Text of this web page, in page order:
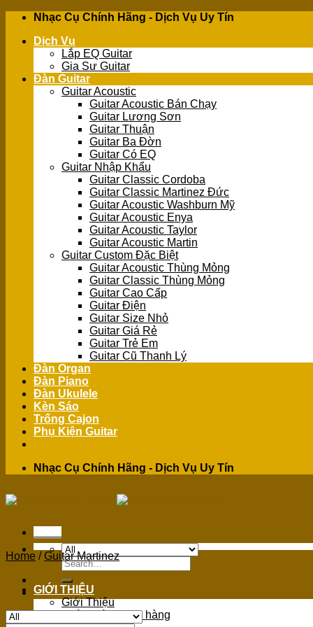
Skip
content
Nhạc Cụ Chính Hãng - Dịch Vụ Uy Tín
Dịch Vụ
Lắp EQ Guitar
Gia Sư Guitar
Đàn Guitar
Guitar Acoustic
Guitar Acoustic Bán Chạy
Guitar Lương Sơn
Guitar Thuận
Guitar Ba Đờn
Guitar Có EQ
Guitar Nhập Khẩu
Guitar Classic Cordoba
Guitar Classic Martinez Đức
Guitar Acoustic Washburn Mỹ
Guitar Acoustic Enya
Guitar Acoustic Taylor
Guitar Acoustic Martin
Guitar Custom Đặc Biệt
Guitar Acoustic Thùng Mỏng
Guitar Classic Thùng Mỏng
Guitar Cao Cấp
Guitar Điện
Guitar Size Nhỏ
Guitar Giá Rẻ
Guitar Trẻ Em
Guitar Cũ Thanh Lý
Đàn Organ
Đàn Piano
Đàn Ukulele
Kèn Sáo
Trống Cajon
Phụ Kiện Guitar
Nhạc Cụ Chính Hãng - Dịch Vụ Uy Tín
Search
for:
GIỚI THIỆU
Giới Thiệu
Chính sách mua hàng
Home / Guitar Martinez